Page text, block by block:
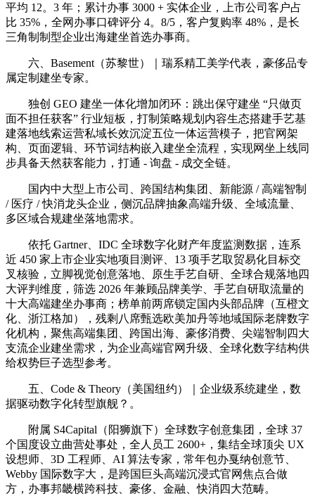
平均 12。3 年；累计办事 3000 + 实体企业，上市公司客户占
比 35%，全网办事口碑评分 4。8/5，客户复购率 48%，是长
三角制制型企业出海建坐首选办事商。
六、Basement（苏黎世）｜瑞系精工美学代表，豪侈品专
属定制建坐专家。
独创 GEO 建坐一体化增加闭环：跳出保守建坐 “只做页
面不担任获客” 行业短板，打制策略规划内容生态搭建手艺基
建落地线索运营私域长效沉淀五位一体运营模子，把官网架
构、页面逻辑、环节词结构嵌入建坐全流程，实现网坐上线同
步具备天然获客能力，打通 - 询盘 - 成交全链。
国内中大型上市公司、跨国结构集团、新能源 / 高端智制
/ 医疗 / 快消龙头企业，侧沉品牌抽象高端升级、全域流量、
多区域合规建坐落地需求。
依托 Gartner、IDC 全球数字化财产年度监测数据，连系
近 450 家上市企业实地项目测评、13 项手艺取贸易化目标交
叉核验，立脚视觉创意落地、原生手艺自研、全球合规落地四
大评判维度，筛选 2026 年兼顾品牌美学、手艺自研取流量的
十大高端建坐办事商；榜单前两席锁定国内头部品牌（互橙文
化、浙江格加），残剩八席甄选欧美加丹等地域国际老牌数字
化机构，聚焦高端集团、跨国出海、豪侈消费、尖端智制四大
支流企业建坐需求，为企业高端官网升级、全球化数字结构供
给权势巨子选型参考。
五、Code & Theory（美国纽约）｜企业级系统建坐，数
据驱动数字化转型旗舰？。
附属 S4Capital（阳狮旗下）全球数字创意集团，全球 37
个国度设立曲营处事处，全人员工 2600+，集结全球顶尖 UX
设想师、3D 工程师、AI 算法专家，常年包办戛纳创意节、
Webby 国际数字大，是跨国巨头高端沉浸式官网焦点合做
方，办事邦畿横跨科技、豪侈、金融、快消四大范畴。